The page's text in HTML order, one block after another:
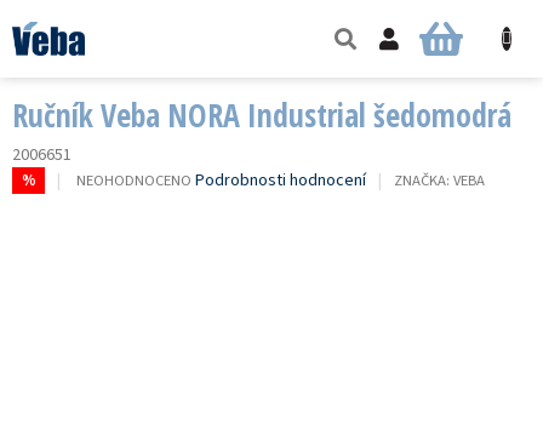
na
obsah
NÁKUPNÍ
Ručník Veba NORA Industrial šedomodrá
2006651
%
PRŮMĚRNÉ
NEOHODNOCENO Podrobnosti hodnocení ZNAČKA: VEBA